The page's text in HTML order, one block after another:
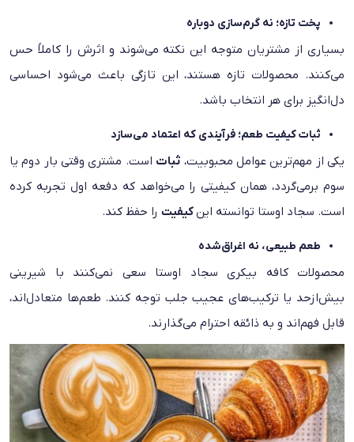
پخت تازه؛ نه گرم‌سازی دوباره
بسیاری از مشتریان متوجه این نکته می‌شوند و اثرش را کاملاً حس
می‌کنند. محصولات تازه‌ هستند، این تازگی باعث می‌شود احساسی
دل‌انگیز برای هر انتخاب باشد.
ثبات کیفیت طعم؛ فرآیندی که اعتماد می‌سازد
یکی از مهم‌ترین عوامل محبوبیت، ثبات است. مشتری وقتی بار دوم یا
سوم برمی‌گردد، همان کیفیتی را می‌خواهد که دفعه اول تجربه کرده
است. سجاد اوستا توانسته اینکیفیت را حفظ کند.
طعم طبیعی، نه اغراق‌شده
محصولات کافه بیکری سجاد اوستا سعی نمی‌کنند با شیرینی
بیش‌ازحد یا ترکیب‌های عجیب جلب توجه کنند. طعم‌ها متعادل‌اند،
قابل فهم‌اند و به ذائقه احترام می‌گذارند.